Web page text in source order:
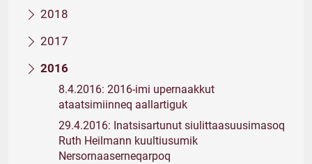
2018
2017
2016
8.4.2016: 2016-imi upernaakkut
ataatsimiinneq aallartiguk
29.4.2016: Inatsisartunut siulittaasuusimasoq
Ruth Heilmann kuultiusumik
Nersornaaserneqarpoq